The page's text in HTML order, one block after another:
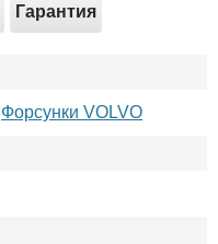
Гарантия
Форсунки VOLVO